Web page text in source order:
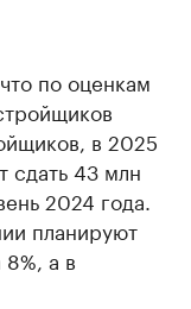
, что по оценкам
в 2025
сдать 43 млн
2024 года.
планируют
а в